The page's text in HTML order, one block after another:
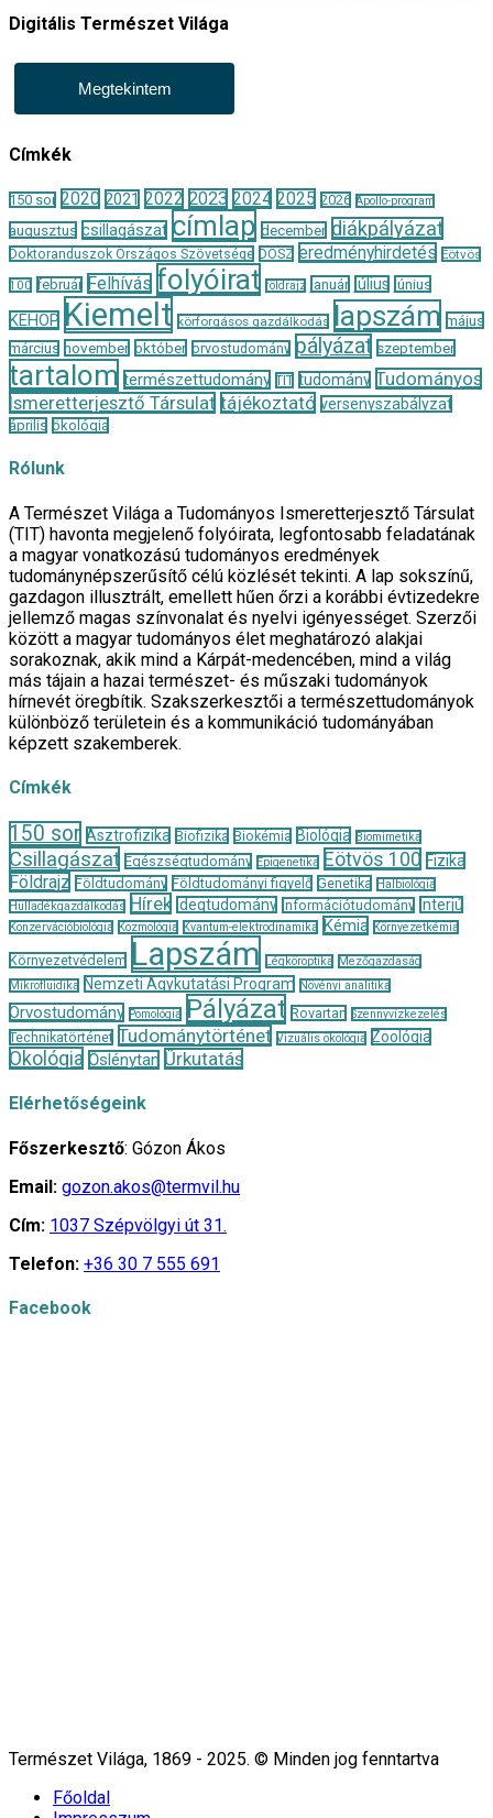
Digitális Természet Világa
Megtekintem
Címkék
150 sor 2020 2021 2022 2023 2024 2025 2026 Apollo-program
augusztus csillagászat címlap december diákpályázat
Doktoranduszok Országos Szövetsége DOSZ eredményhirdetés Eötvös
100 február Felhívás folyóirat földrajz január július június
KEHOP Kiemelt körforgásos gazdálkodás lapszám május
március november október orvostudomány pályázat szeptember
tartalom természettudomány TIT tudomány Tudományos
Ismeretterjesztő Társulat tájékoztató versenyszabályzat
április ökológia
Rólunk
A Természet Világa a Tudományos Ismeretterjesztő Társulat
(TIT) havonta megjelenő folyóirata, legfontosabb feladatának
a magyar vonatkozású tudományos eredmények
tudománynépszerűsítő célú közlését tekinti. A lap sokszínű,
gazdagon illusztrált, emellett hűen őrzi a korábbi évtizedekre
jellemző magas színvonalat és nyelvi igényességet. Szerzői
között a magyar tudományos élet meghatározó alakjai
sorakoznak, akik mind a Kárpát-medencében, mind a világ
más tájain a hazai természet- és műszaki tudományok
hírnevét öregbítik. Szakszerkesztői a természettudományok
különböző területein és a kommunikáció tudományában
képzett szakemberek.
Címkék
150 sor Asztrofizika Biofizika Biokémia Biológia Biomimetika
Csillagászat Egészségtudomány Epigenetika Eötvös 100 Fizika
Földrajz Földtudomány Földtudományi figyelő Genetika
Halbiológia
Hulladékgazdálkodás
Hírek Idegtudomány Információtudomány Interjú
Konzervációbiológia Kozmológia Kvantum-elektrodinamika Kémia Környezetkémia
Környezetvédelem Lapszám Légköroptika
Mezőgazdaság
Mikrofluidika
Nemzeti Agykutatási Program Növényi analitika
Orvostudomány Pomológia Pályázat Rovartan Szennyvízkezelés
Technikatörténet Tudománytörténet Vizuális ökológia Zoológia
Ökológia Őslénytan Űrkutatás
Elérhetőségeink
Főszerkesztő: Gózon Ákos
Email: gozon.akos@termvil.hu
Cím: 1037 Szépvölgyi út 31.
Telefon: +36 30 7 555 691
Facebook
Természet Világa, 1869 - 2025. © Minden jog fenntartva
Főoldal